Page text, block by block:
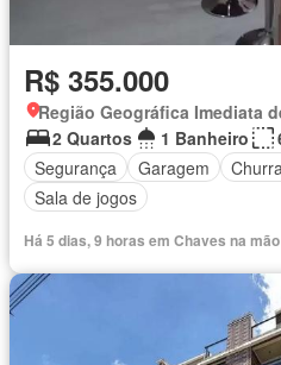
R$ 355.000
2 Quartos
1 Banheiro
Segurança
Garagem
Sala de jogos
Há 5 dias, 9 horas em Chaves na mão